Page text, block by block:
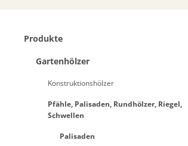
Produkte
Gartenhölzer
Konstruktionshölzer
Pfähle, Palisaden, Rundhölzer, Riegel,
Schwellen
Palisaden